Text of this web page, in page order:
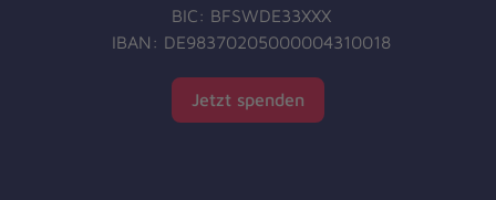
BIC: BFSWDE33XXX
IBAN: DE98370205000004310018
Jetzt spenden